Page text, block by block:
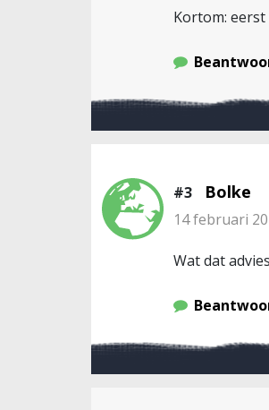
Kortom:
#3 Bolke
14 februari
Wat dat